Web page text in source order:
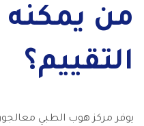
من يمكنه
التقييم؟
يوفر مركز هوب الطبي